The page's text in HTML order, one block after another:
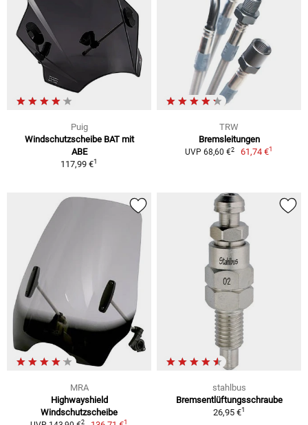
Puig
Windschutzscheibe BAT mit
ABE
117,99 €1
TRW
Bremsleitungen
UVP 68,60 €2 61,74 €1
MRA
Highwayshield
Windschutzscheibe
2 1
stahlbus
Bremsentlüftungsschraube
26,95 €1